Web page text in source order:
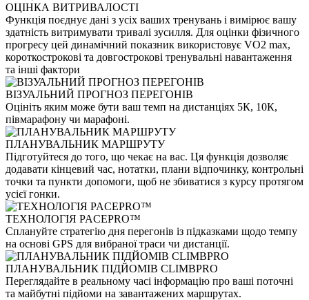
ОЦІНКА ВИТРИВАЛОСТІ
Функція поєднує дані з усіх ваших тренувань і вимірює вашу
здатність витримувати тривалі зусилля. Для оцінки фізичного
прогресу цей динамічний показник використовує VO2 max,
короткострокові та довгострокові тренувальні навантаження
та інші фактори
ВІЗУАЛЬНИЙ ПРОГНОЗ ПЕРЕГОНІВ
Оцініть яким може бути ваш темп на дистанціях 5К, 10К,
півмарафону чи марафоні.
ПЛАНУВАЛЬНИК МАРШРУТУ
Підготуйтеся до того, що чекає на вас. Ця функція дозволяє
додавати кінцевий час, нотатки, плани відпочинку, контрольні
точки та пункти допомоги, щоб не збиватися з курсу протягом
усієї гонки.
ТЕХНОЛОГІЯ PACEPRO™
Сплануйте стратегію дня перегонів із підказками щодо темпу
на основі GPS для вибраної траси чи дистанції.
ПЛАНУВАЛЬНИК ПІДЙОМІВ CLIMBPRO
Переглядайте в реальному часі інформацію про ваші поточні
та майбутні підйоми на завантажених маршрутах.